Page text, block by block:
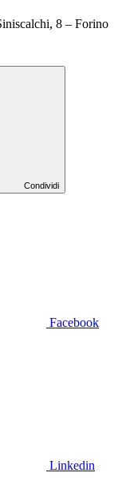
8 – Forino
Condividi
Facebook
Linkedin